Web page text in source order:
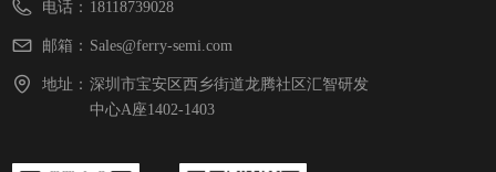
电话： 18118739028
邮箱： Sales@ferry-semi.com
地址： 深圳市宝安区西乡街道龙腾社区汇智研发
中心A座1402-1403